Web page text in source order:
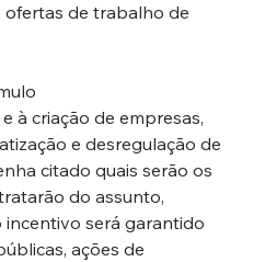
de trabalho de
à criação de empresas,
e desregulação de
citado quais serão os
do assunto,
incentivo será garantido
ações de